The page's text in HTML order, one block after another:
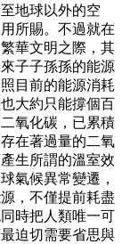
地球以外的空
所賜。不過就在
華文明之際，其
子子孫孫的能源
目前的能源消耗
大約只能撐個百
氧化碳，已累積
在著過量的二氧
生所謂的溫室效
氣候異常變遷，
，不僅提前耗盡
時把人類唯一可
迫切需要省思與